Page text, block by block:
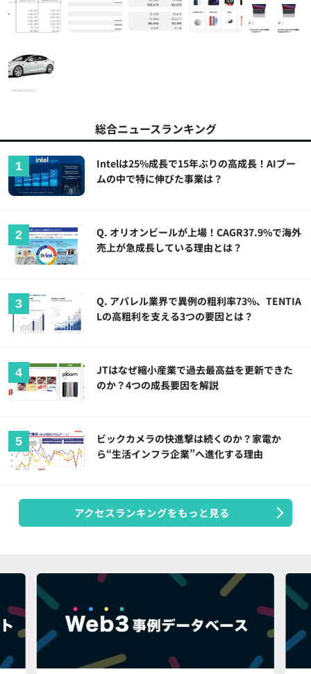
総合ニュースランキング
Intelは25%成長で15年ぶりの高成長！AIブー
ムの中で特に伸びた事業は？
Q. オリオンビールが上場！CAGR37.9%で海外
売上が急成長している理由とは？
Q. アパレル業界で異例の粗利率73%、TENTIA
Lの高粗利を支える3つの要因とは？
JTはなぜ縮小産業で過去最高益を更新できた
のか？4つの成長要因を解説
ビックカメラの快進撃は続くのか？家電か
ら“生活インフラ企業”へ進化する理由
アクセスランキングをもっと見る